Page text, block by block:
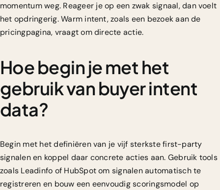
momentum weg. Reageer je op een zwak signaal, dan voelt
het opdringerig. Warm intent, zoals een bezoek aan de
pricingpagina, vraagt om directe actie.
Hoe begin je met het
gebruik van buyer intent
data?
Begin met het definiëren van je vijf sterkste first-party
signalen en koppel daar concrete acties aan. Gebruik tools
zoals Leadinfo of HubSpot om signalen automatisch te
registreren en bouw een eenvoudig scoringsmodel op